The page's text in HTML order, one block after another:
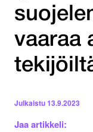
vaaraa
Julkaistu13.9.2023
Jaa artikkeli: